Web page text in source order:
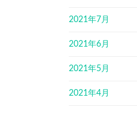
2021年7月
2021年6月
2021年5月
2021年4月